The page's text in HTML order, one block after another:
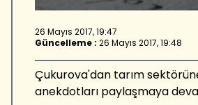
26 Mayıs 2017, 19:47
Güncelleme : 26 Mayıs 2017, 19:48
Çukurova'dan tarım
anekdotları paylaşmaya